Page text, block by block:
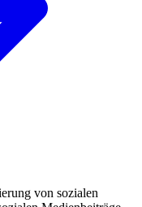
von sozialen